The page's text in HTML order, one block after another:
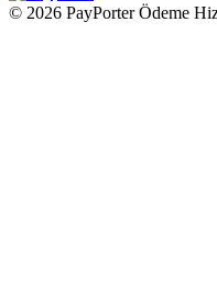
© 2026 PayPorter Ödeme